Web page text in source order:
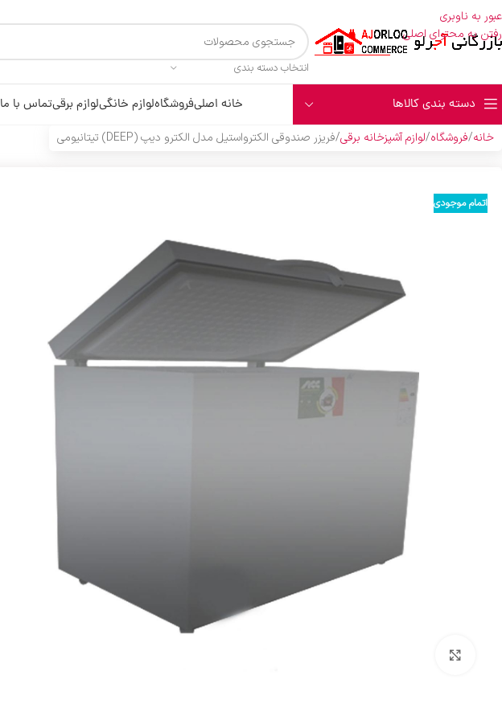
عبور به ناوبری
رفتن به محتوای اصلی
انتخاب دسته بندی
دسته بندی کالاها خانه اصلیفروشگاهلوازم خانگیلوازم برقیتماس با ما
خانه فروشگاه لوازم آشپزخانه برقی فریزر صندوقی الکترواستیل مدل الکترو دیپ (DEEP) تیتانیومی
اتمام موجودی